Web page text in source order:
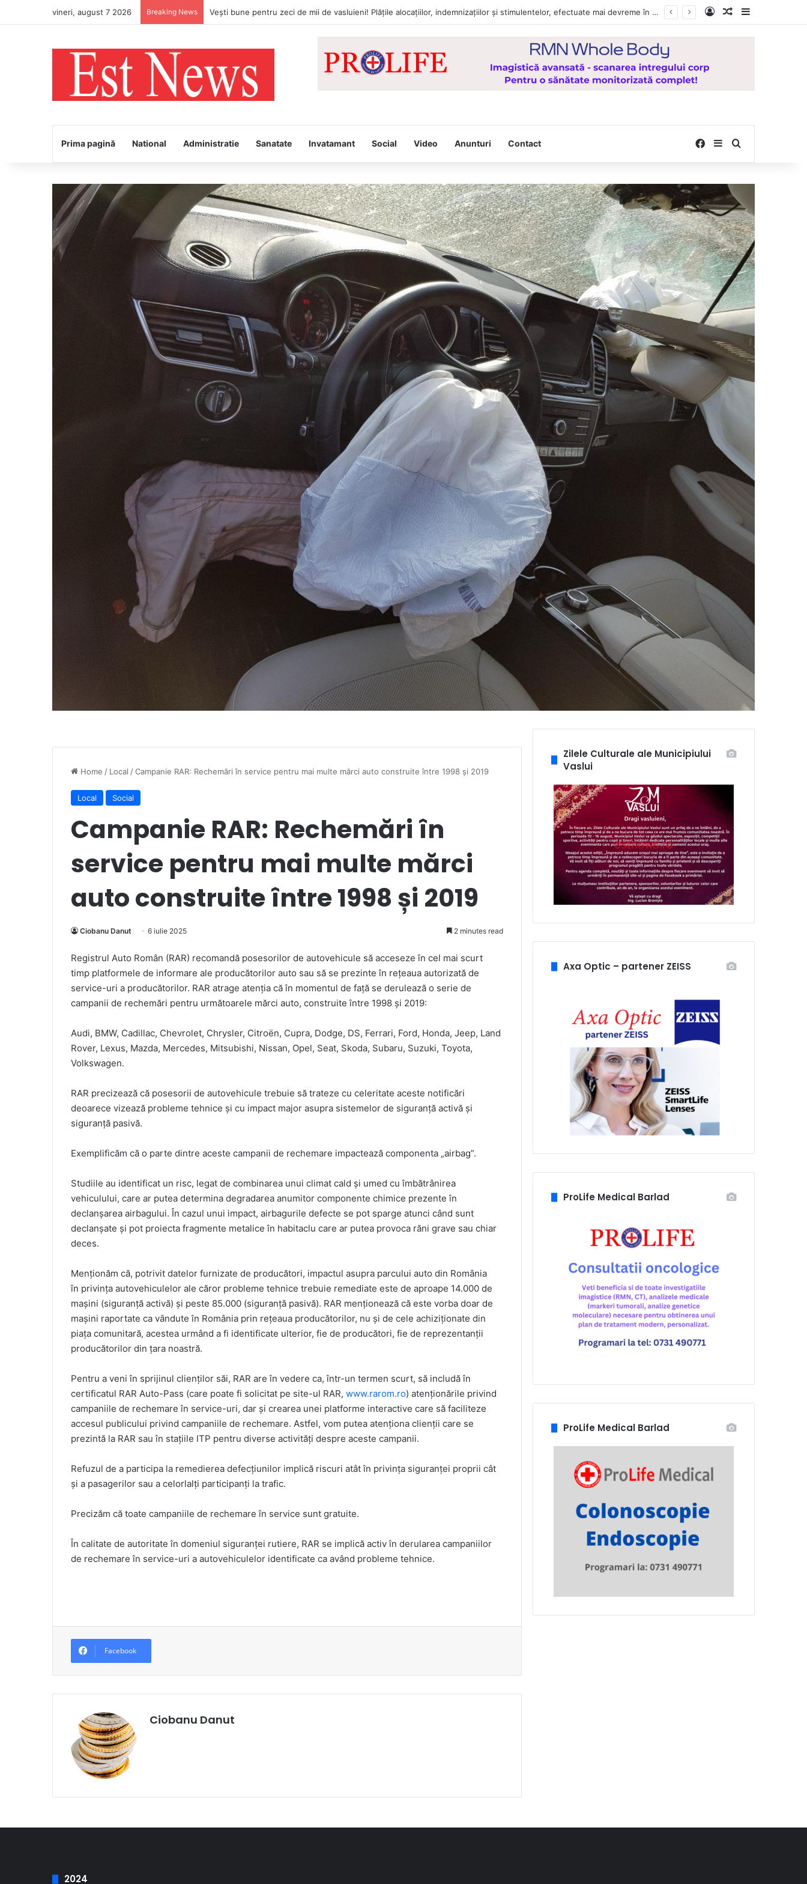
vineri, august 7 2026 Breaking News Vești bune pentru zeci de mii de vasluieni! Plățile alocațiilor, indemnizațiilor și stimulentelor, efectuate mai devreme în luna august 2026 Log InRandom Article
Prima pagină National Administratie Sanatate Invatamant Social Video Anunturi Contact Facebook
SidebarSearch for
Home / Local /Campanie RAR: Rechemări în service pentru mai multe mărci auto construite între 1998 și 2019
Local Social
Campanie RAR: Rechemări în
service pentru mai multe mărci
auto construite între 1998 și 2019
Ciobanu Danut 6 iulie 2025 2 minutes read
Registrul Auto Român (RAR) recomandă posesorilor de autovehicule să acceseze în cel mai scurt
timp platformele de informare ale producătorilor auto sau să se prezinte în rețeaua autorizată de
service-uri a producătorilor. RAR atrage atenția că în momentul de față se derulează o serie de
campanii de rechemări pentru următoarele mărci auto, construite între 1998 și 2019:
Audi, BMW, Cadillac, Chevrolet, Chrysler, Citroën, Cupra, Dodge, DS, Ferrari, Ford, Honda, Jeep, Land
Rover, Lexus, Mazda, Mercedes, Mitsubishi, Nissan, Opel, Seat, Skoda, Subaru, Suzuki, Toyota,
Volkswagen.
RAR precizează că posesorii de autovehicule trebuie să trateze cu celeritate aceste notificări
deoarece vizează probleme tehnice și cu impact major asupra sistemelor de siguranță activă și
siguranță pasivă.
Exemplificăm că o parte dintre aceste campanii de rechemare impactează componenta „airbag”.
Studiile au identificat un risc, legat de combinarea unui climat cald și umed cu îmbătrânirea
vehiculului, care ar putea determina degradarea anumitor componente chimice prezente în
declanșarea airbagului. În cazul unui impact, airbagurile defecte se pot sparge atunci când sunt
declanșate și pot proiecta fragmente metalice în habitaclu care ar putea provoca răni grave sau chiar
deces.
Menționăm că, potrivit datelor furnizate de producători, impactul asupra parcului auto din România
în privința autovehiculelor ale căror probleme tehnice trebuie remediate este de aproape 14.000 de
mașini (siguranță activă) și peste 85.000 (siguranță pasivă). RAR menționează că este vorba doar de
mașini raportate ca vândute în România prin rețeaua producătorilor, nu și de cele achiziționate din
piața comunitară, acestea urmând a fi identificate ulterior, fie de producători, fie de reprezentanții
producătorilor din țara noastră.
Pentru a veni în sprijinul clienților săi, RAR are în vedere ca, într-un termen scurt, să includă în
certificatul RAR Auto-Pass (care poate fi solicitat pe site-ul RAR, www.rarom.ro) atenționările privind
campaniile de rechemare în service-uri, dar și crearea unei platforme interactive care să faciliteze
accesul publicului privind campaniile de rechemare. Astfel, vom putea atenționa clienții care se
prezintă la RAR sau în stațiile ITP pentru diverse activități despre aceste campanii.
Refuzul de a participa la remedierea defecțiunilor implică riscuri atât în privința siguranței proprii cât
și a pasagerilor sau a celorlalți participanți la trafic.
Precizăm că toate campaniile de rechemare în service sunt gratuite.
În calitate de autoritate în domeniul siguranței rutiere, RAR se implică activ în derularea campaniilor
de rechemare în service-uri a autovehiculelor identificate ca având probleme tehnice.
Facebook
Ciobanu Danut
Zilele Culturale ale Municipiului
Vaslui
Axa Optic – partener ZEISS
ProLife Medical Barlad
ProLife Medical Barlad
2024